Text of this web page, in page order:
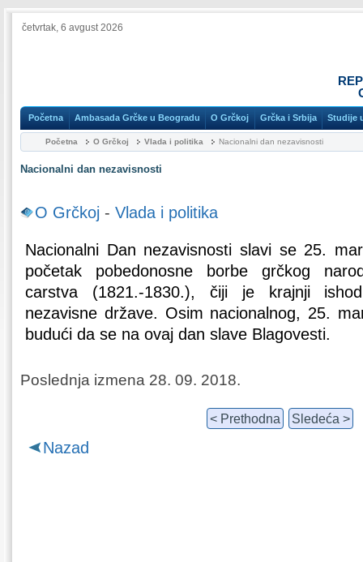
četvrtak, 6 avgust 2026
Početna Ambasada Grčke u Beogradu O Grčkoj Grčka i Srbija Studije
Početna O Grčkoj Vlada i politika Nacionalni dan nezavisnosti
Nacionalni dan nezavisnosti
O Grčkoj - Vlada i politika
Nacionalni Dan nezavisnosti slavi se 25.
početak pobedonosne borbe grčkog
carstva (1821.-1830.), čiji je krajnji
nezavisne države. Osim nacionalnog, 25.
budući da se na ovaj dan slave Blagovesti.
Poslednja izmena 28. 09. 2018.
< Prethodna Sledeća >
Nazad